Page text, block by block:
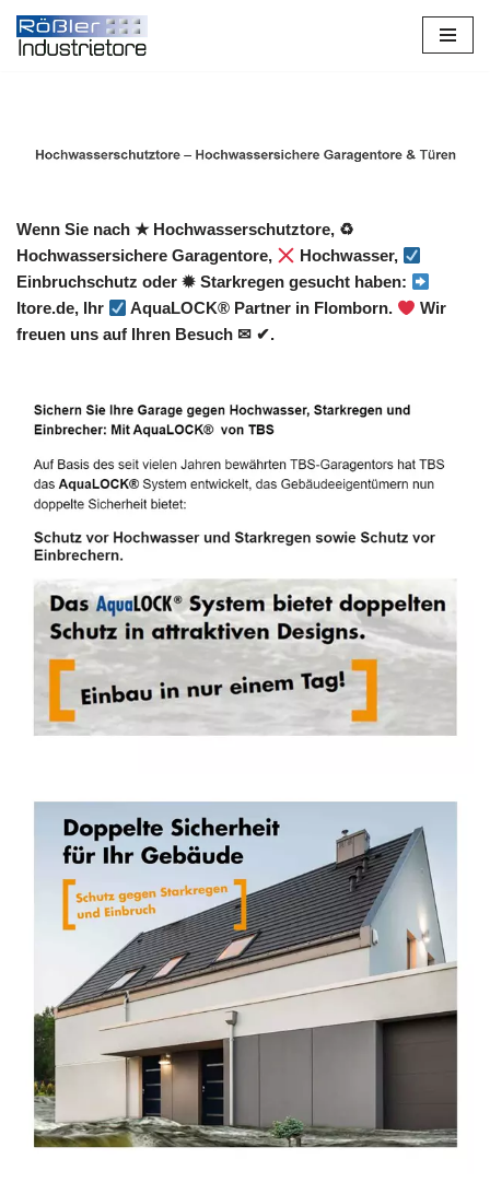
Zum
Wenn Sie nach ★ Hochwasserschutztore, ♻
Hochwassersichere Garagentore,
Hochwasser,
Einbruchschutz oder ✹ Starkregen gesucht haben:
Itore.de, Ihr
AquaLOCK® Partner in Flomborn.
Wir
freuen uns auf Ihren Besuch ✉ ✔.